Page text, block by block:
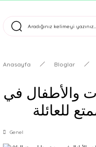
Tüm
Anasayfa Bloglar
والأطفال في
للعائلة
Genel